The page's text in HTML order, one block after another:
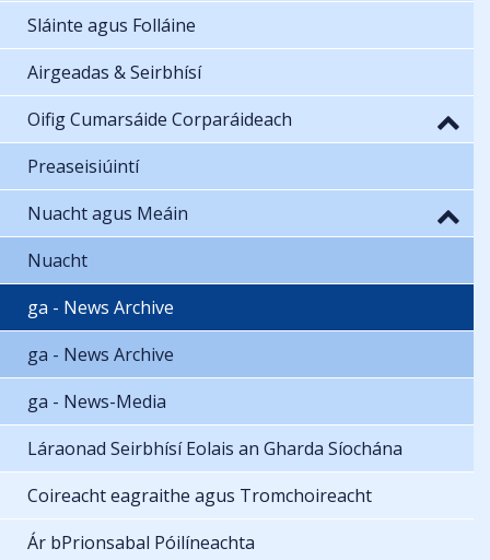
Sláinte agus Folláine
Airgeadas & Seirbhísí
Oifig Cumarsáide Corparáideach
Preaseisiúintí
Nuacht agus Meáin
Nuacht
ga - News Archive
ga - News Archive
ga - News-Media
Láraonad Seirbhísí Eolais an Gharda Síochána
Coireacht eagraithe agus Tromchoireacht
Ár bPrionsabal Póilíneachta